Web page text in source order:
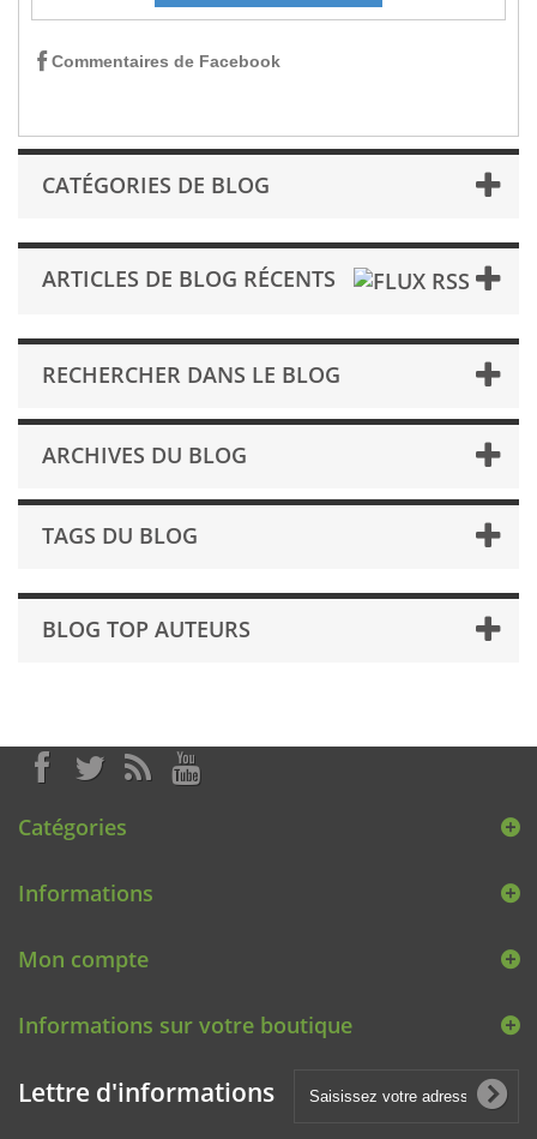
Commentaires de Facebook
CATÉGORIES DE BLOG
ARTICLES DE BLOG RÉCENTS
RECHERCHER DANS LE BLOG
ARCHIVES DU BLOG
TAGS DU BLOG
BLOG TOP AUTEURS
Catégories
Informations
Mon compte
Informations sur votre boutique
Lettre d'informations